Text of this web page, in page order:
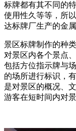
标牌都有其不同的
使用性久等等，所
达标牌厂生产的金
景区标牌制作的种
对景区内各个景点
包括方位指示牌与
的场所进行标识，
是对景区的概况、
游客在短时间内对